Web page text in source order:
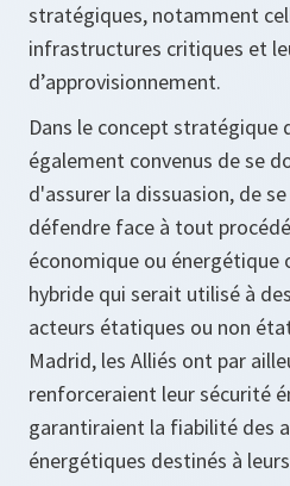
stratégiques, notamment
infrastructures critiques et
d’approvisionnement.
Dans le concept stratégique
également convenus de se
d'assurer la dissuasion, de
défendre face à tout
économique ou
hybride qui serait utilisé à
acteurs étatiques ou non
Madrid, les Alliés ont par
renforceraient leur sécurité
garantiraient la fiabilité des
énergétiques destinés à